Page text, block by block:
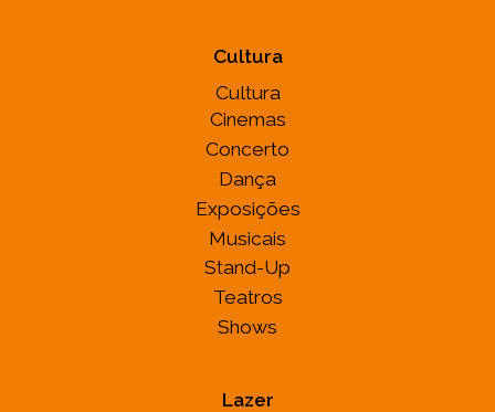
Cultura
Cultura
Cinemas
Concerto
Dança
Exposições
Musicais
Stand-Up
Teatros
Shows
Lazer